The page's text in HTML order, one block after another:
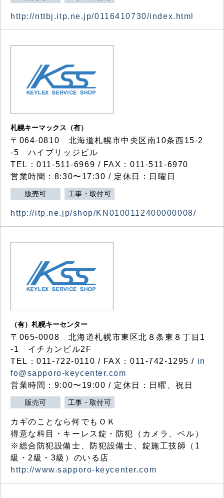
http://nttbj.itp.ne.jp/0116410730/index.html
札幌キーマックス（有）
〒064-0810 北海道札幌市中央区南10条西15-2
-5 ハイブリッジビル
TEL：011-511-6969 / FAX：011-511-6970
営業時間：8:30〜17:30 / 定休日：日曜日
販売可 工事・取付可
http://itp.ne.jp/shop/KN0100112400000008/
（有）札幌キーセンター
〒065-0008 北海道札幌市東区北８条東８丁目1
-1 イチカンビル2F
TEL：011-722-0110 / FAX：011-742-1295 / in
fo@sapporo-keycenter.com
営業時間：9:00〜19:00 / 定休日：日曜、祝日
販売可 工事・取付可
カギのことなら何でもＯＫ
得意な科目・キーレス錠・防犯（カメラ、ベル）
※総合防犯設備士、防犯設備士、錠施工技師（1
級・2級・3級）のいる店
http://www.sapporo-keycenter.com